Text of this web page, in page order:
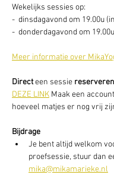
Wekelijks sessies op:
-  dinsdagavond om 19.00u
-  donderdagavond om
Meer informatie over
Direct een sessie reserveren
DEZE LINK Maak een
hoeveel matjes er nog vrij
Bijdrage
Je bent altijd welkom
proefsessie, stuur dan
mika@mikamarieke.nl